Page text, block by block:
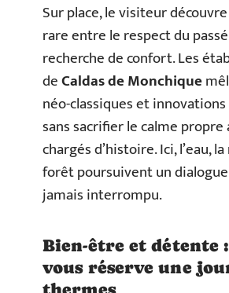
Sur place, le visiteur
rare entre le respect du
recherche de confort. Les
deCaldas de Monchique
néo-classiques et
sans sacrifier le calme propre
chargés d’histoire. Ici, l’eau,
forêt poursuivent un
jamais interrompu.
Bien-être et détente
vous réserve une